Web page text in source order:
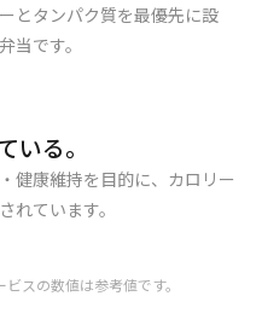
とタンパク質を最優先に設
当です。
いる。
健康維持を目的に、カロリー
れています。
スの数値は参考値です。